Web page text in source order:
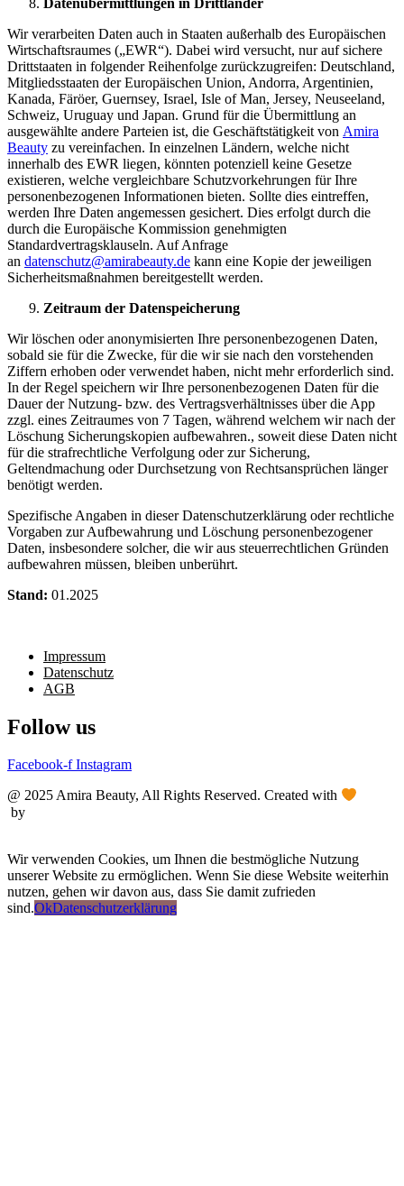
Wir verarbeiten Daten auch in Staaten außerhalb des Europäischen
Wirtschaftsraumes („EWR“). Dabei wird versucht, nur auf sichere
Drittstaaten in folgender Reihenfolge zurückzugreifen: Deutschland,
Mitgliedsstaaten der Europäischen Union, Andorra, Argentinien,
Kanada, Färöer, Guernsey, Israel, Isle of Man, Jersey, Neuseeland,
Schweiz, Uruguay und Japan. Grund für die Übermittlung an
ausgewählte andere Parteien ist, die Geschäftstätigkeit von Amira
Beauty zu vereinfachen. In einzelnen Ländern, welche nicht
innerhalb des EWR liegen, könnten potenziell keine Gesetze
existieren, welche vergleichbare Schutzvorkehrungen für Ihre
personenbezogenen Informationen bieten. Sollte dies eintreffen,
werden Ihre Daten angemessen gesichert. Dies erfolgt durch die
durch die Europäische Kommission genehmigten
Standardvertragsklauseln. Auf Anfrage
an datenschutz@amirabeauty.de kann eine Kopie der jeweiligen
Sicherheitsmaßnahmen bereitgestellt werden.
Zeitraum der Datenspeicherung
Wir löschen oder anonymisierten Ihre personenbezogenen Daten,
sobald sie für die Zwecke, für die wir sie nach den vorstehenden
Ziffern erhoben oder verwendet haben, nicht mehr erforderlich sind.
In der Regel speichern wir Ihre personenbezogenen Daten für die
Dauer der Nutzung- bzw. des Vertragsverhältnisses über die App
zzgl. eines Zeitraumes von 7 Tagen, während welchem wir nach der
Löschung Sicherungskopien aufbewahren., soweit diese Daten nicht
für die strafrechtliche Verfolgung oder zur Sicherung,
Geltendmachung oder Durchsetzung von Rechtsansprüchen länger
benötigt werden.
Spezifische Angaben in dieser Datenschutzerklärung oder rechtliche
Vorgaben zur Aufbewahrung und Löschung personenbezogener
Daten, insbesondere solcher, die wir aus steuerrechtlichen Gründen
aufbewahren müssen, bleiben unberührt.
Stand: 01.2025
Impressum
Datenschutz
AGB
Follow us
Facebook-f Instagram
@ 2025 Amira Beauty, All Rights Reserved. Created with
by
Wir verwenden Cookies, um Ihnen die bestmögliche Nutzung
unserer Website zu ermöglichen. Wenn Sie diese Website weiterhin
nutzen, gehen wir davon aus, dass Sie damit zufrieden
sind.OkDatenschutzerklärung